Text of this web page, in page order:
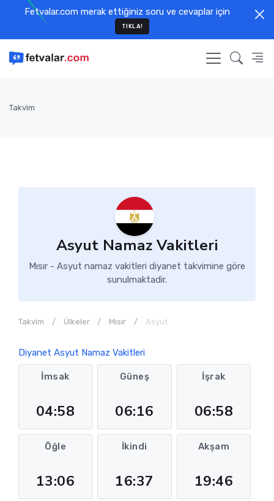
Fetvalar.com merak ettiğiniz soru ve cevaplar için
TIKLA!
Takvim
Asyut Namaz Vakitleri
Mısır - Asyut namaz vakitleri diyanet takvimine göre
sunulmaktadir.
Takvim Ülkeler Mısır Asyut
Diyanet Asyut Namaz Vakitleri
İmsak
04:58
Güneş
06:16
İşrak
06:58
Öğle
13:06
İkindi
16:37
Akşam
19:46